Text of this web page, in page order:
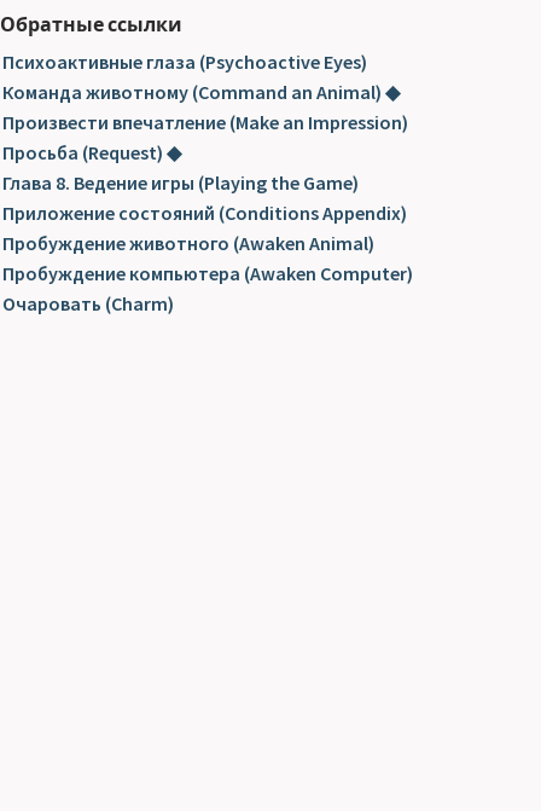
Обратные ссылки
Психоактивные глаза (Psychoactive Eyes)
Команда животному (Command an Animal) ◆
Произвести впечатление (Make an Impression)
Просьба (Request) ◆
Глава 8. Ведение игры (Playing the Game)
Приложение состояний (Conditions Appendix)
Пробуждение животного (Awaken Animal)
Пробуждение компьютера (Awaken Computer)
Очаровать (Charm)